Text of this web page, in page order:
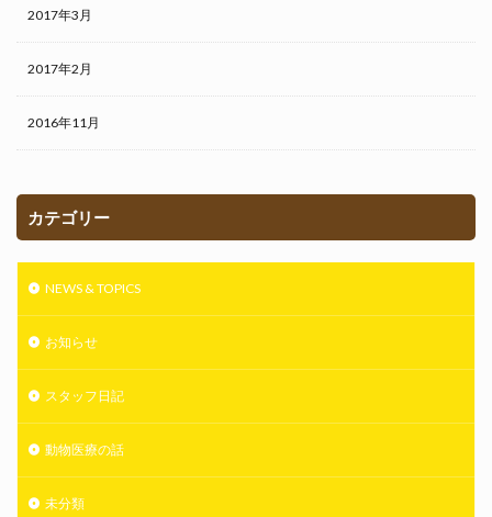
2017年3月
2017年2月
2016年11月
カテゴリー
NEWS & TOPICS
お知らせ
スタッフ日記
動物医療の話
未分類